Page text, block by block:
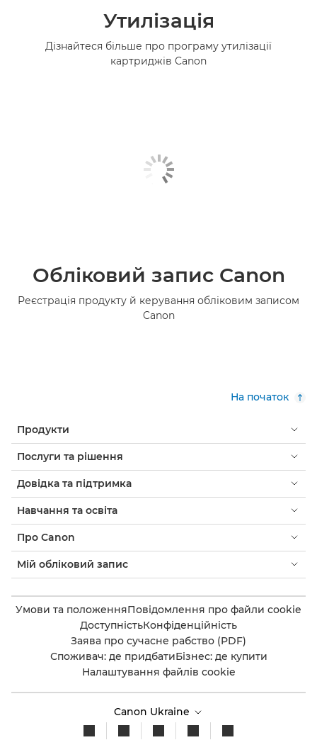
Утилізація
Дізнайтеся більше про програму утилізації
картриджів Canon
Обліковий запис Canon
Реєстрація продукту й керування обліковим записом
Canon
На початок
Продукти
Послуги та рішення
Довідка та підтримка
Навчання та освіта
Про Canon
Мій обліковий запис
Умови та положенняПовідомлення про файли cookie
ДоступністьКонфіденційність
Заява про сучасне рабство (PDF)
Споживач: де придбатиБізнес: де купити
Налаштування файлів cookie
Canon Ukraine